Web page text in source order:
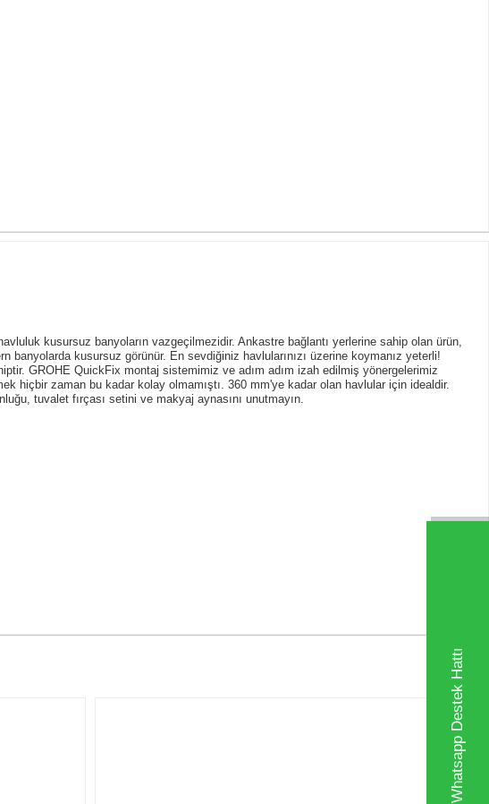
Whatsapp Destek Hattı
kusursuz banyoların vazgeçilmezidir. Ankastre bağlantı yerlerine sahip olan ürün,
banyolarda kusursuz görünür. En sevdiğiniz havlularınızı üzerine koymanız yeterli!
GROHE QuickFix montaj sistemimiz ve adım adım izah edilmiş yönergelerimiz
hiçbir zaman bu kadar kolay olmamıştı. 360 mm'ye kadar olan havlular için idealdir.
tuvalet fırçası setini ve makyaj aynasını unutmayın.